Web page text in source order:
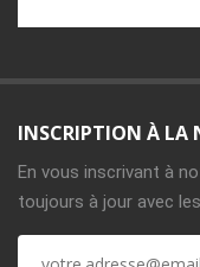
INSCRIPTION À LA
En vous inscrivant à
toujours à jour avec